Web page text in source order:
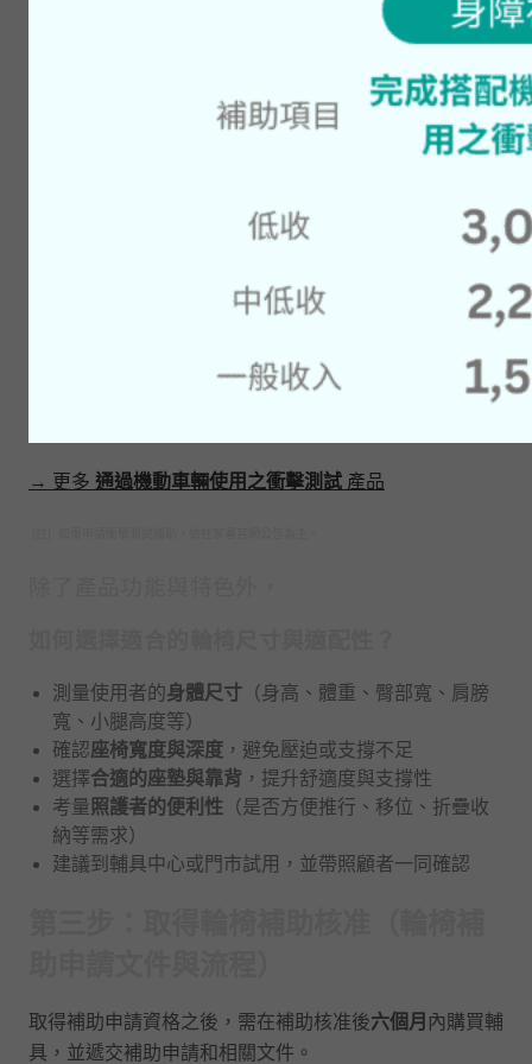
→ 更多 通過機動車輛使用之衝擊測試 產品
測量使用者的身體尺寸 （身高、體重、臀部寬、肩膀
寬、小腿高度等）
確認座椅寬度與深度 ，避免壓迫或支撐不足
選擇合適的座墊與靠背 ，提升舒適度與支撐性
考量照護者的便利性 （是否方便推行、移位、折疊收
納等需求）
建議到輔具中心或門市試用，並帶照顧者一同確認
取得補助申請資格之後，需在補助核准後六個月 內購買輔
具，並遞交補助申請和相關文件。